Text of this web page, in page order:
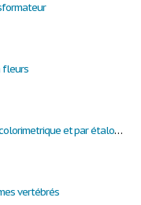
fleurs
TP6 : Dosages de l'acide phosphorique par la colorimetrique et par étalonnage
vertébrés